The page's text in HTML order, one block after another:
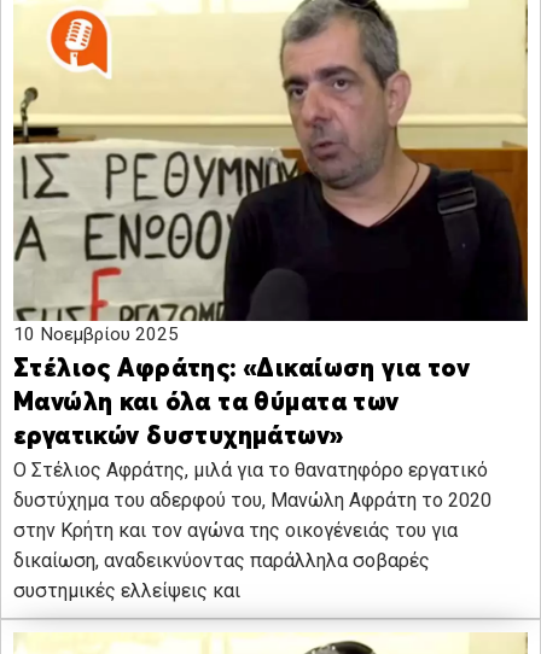
10 Νοεμβρίου 2025
Στέλιος Αφράτης: «Δικαίωση για τον
Μανώλη και όλα τα θύματα των
εργατικών δυστυχημάτων»
Ο Στέλιος Αφράτης, μιλά για το θανατηφόρο εργατικό
δυστύχημα του αδερφού του, Μανώλη Αφράτη το 2020
στην Κρήτη και τον αγώνα της οικογένειάς του για
δικαίωση, αναδεικνύοντας παράλληλα σοβαρές
συστημικές ελλείψεις και